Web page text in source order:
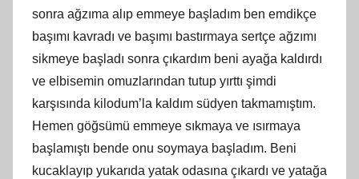
sonra ağzıma alıp emmeye başladım ben emdikçe
başımı kavradı ve başımı bastırmaya sertçe ağzımı
sikmeye başladı sonra çıkardım beni ayağa kaldırdı
ve elbisemin omuzlarından tutup yırttı şimdi
karşısında kilodum’la kaldım südyen takmamıştım.
Hemen göğsümü emmeye sıkmaya ve ısırmaya
başlamıştı bende onu soymaya başladım. Beni
kucaklayıp yukarıda yatak odasına çıkardı ve yatağa